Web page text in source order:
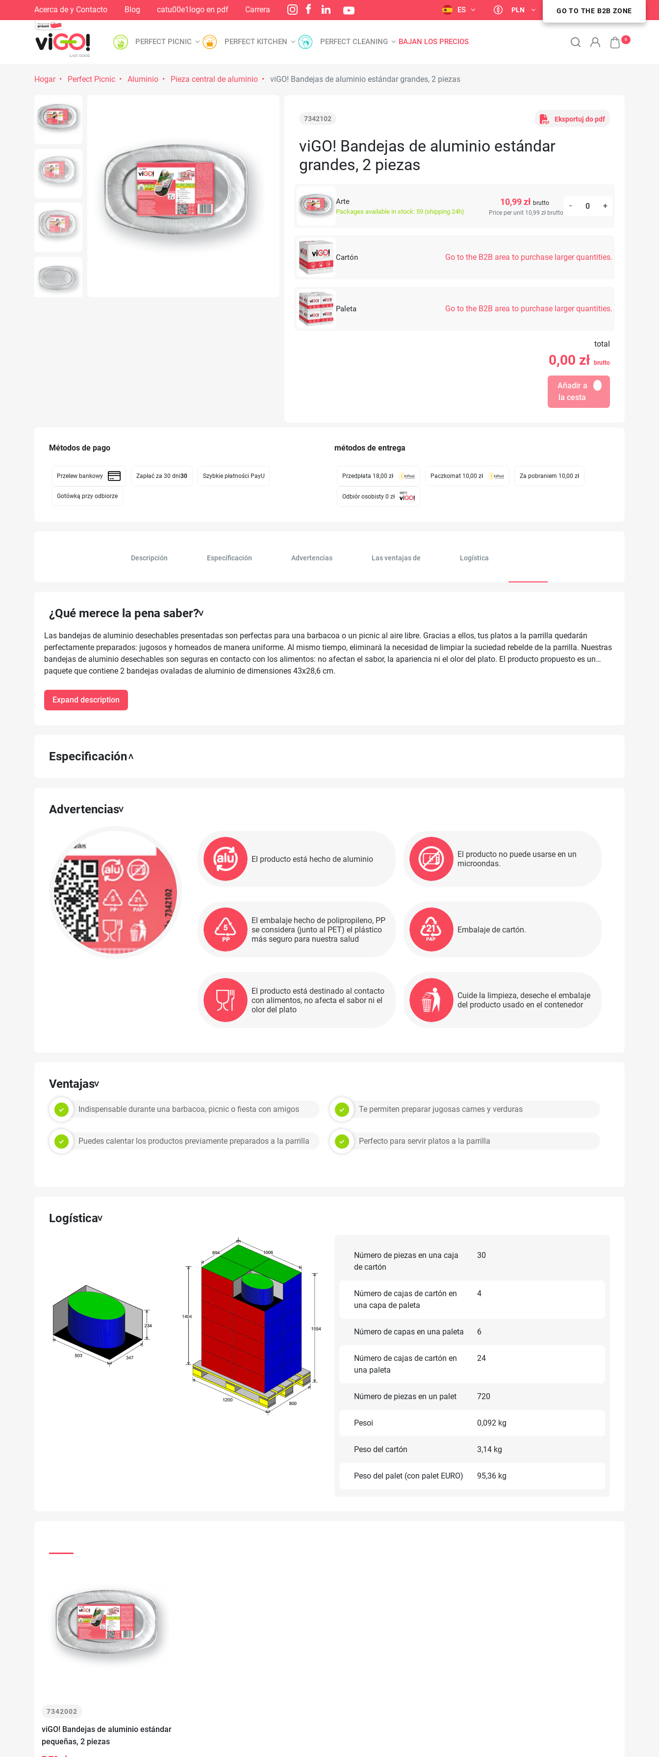
Acerca de y Contacto Blog catu00e1logo en pdf Carrera ES PLN ZONA DE CLIENTES B2B
GO TO THE B2B ZONE
PERFECT PICNIC PERFECT KITCHEN PERFECT CLEANING BAJAN LOS PRECIOS 0
Hogar Perfect Picnic Aluminio Pieza central de aluminio viGO! Bandejas de aluminio estándar grandes, 2 piezas
7342102 Eksportuj do pdf
viGO! Bandejas de aluminio estándar
grandes, 2 piezas
Arte
Packages available in stock: 59 (shipping 24h)
10,99 złbrutto
Price per unit 10,99 zł brutto
- +
Cartón Go to the B2B area to purchase larger quantities.
Paleta Go to the B2B area to purchase larger quantities.
total
0,00 zł brutto
Añadir a
la cesta
Métodos de pago
Przelew bankowy Zapłać za 30 dni30 Szybkie płatności PayU
Gotówką przy odbiorze
métodos de entrega
Przedpłata 18,00 zł Paczkomat 10,00 zł Za pobraniem 10,00 zł
Odbiór osobisty 0 zł
Descripción Especificación Advertencias Las ventajas de Logística
¿Qué merece la pena saber?
Las bandejas de aluminio desechables presentadas son perfectas para una barbacoa o un picnic al aire libre. Gracias a ellos, tus platos a la parrilla quedarán
perfectamente preparados: jugosos y horneados de manera uniforme. Al mismo tiempo, eliminará la necesidad de limpiar la suciedad rebelde de la parrilla. Nuestras
bandejas de aluminio desechables son seguras en contacto con los alimentos: no afectan el sabor, la apariencia ni el olor del plato. El producto propuesto es un
paquete que contiene 2 bandejas ovaladas de aluminio de dimensiones 43x28,6 cm.
Expand description
Especificación
Advertencias
El producto está hecho de aluminio
El producto no puede usarse en un
microondas.
El embalaje hecho de polipropileno, PP
se considera (junto al PET) el plástico
más seguro para nuestra salud
Embalaje de cartón.
El producto está destinado al contacto
con alimentos, no afecta el sabor ni el
olor del plato
Cuide la limpieza, deseche el embalaje
del producto usado en el contenedor
Ventajas
Indispensable durante una barbacoa, picnic o fiesta con amigos Te permiten preparar jugosas carnes y verduras
Puedes calentar los productos previamente preparados a la parrilla Perfecto para servir platos a la parrilla
Logística
Número de piezas en una caja
de cartón
30
Número de cajas de cartón en
una capa de paleta
4
Número de capas en una paleta 6
Número de cajas de cartón en
una paleta
24
Número de piezas en un palet 720
Pesoi 0,092 kg
Peso del cartón 3,14 kg
Peso del palet (con palet EURO) 95,36 kg
7342002
viGO! Bandejas de aluminio estándar
pequeñas, 2 piezas